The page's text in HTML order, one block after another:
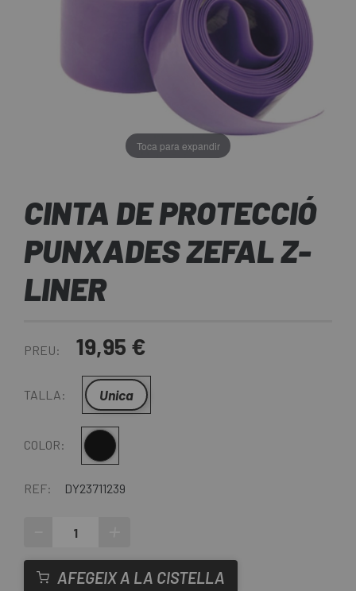
Toca para expandir
CINTA DE PROTECCIÓ
PUNXADES ZEFAL Z-
LINER
PREU: 19,95 €
TALLA: Unica
COLOR: Multi
REF: DY23711239
AFEGEIX A LA CISTELLA